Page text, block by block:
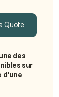
Quote
des
sur
d'une